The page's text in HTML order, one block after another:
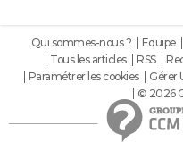
Qui sommes-nous ? Equipe
Tous les articles
RSS
Paramétrer les cookies
Gérer
© 2026